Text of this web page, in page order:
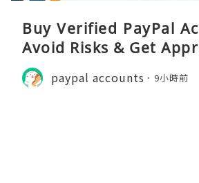
Buy Verified PayPal
Avoid Risks & Get
paypal accounts 9小時前